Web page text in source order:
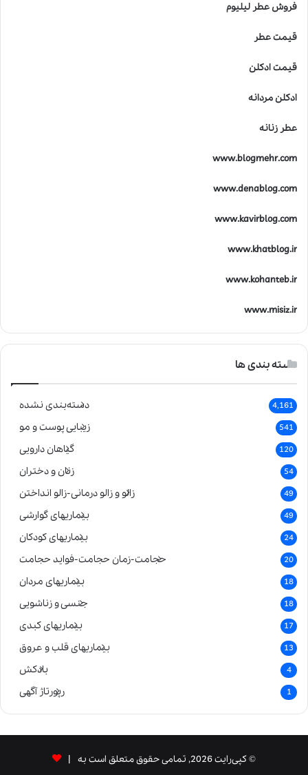
فروش عطر لیلیوم
قیمت عطر
قیمت ادکلن
ادکلن مردانه
عطر زنانه
www.blogmehr.com
www.denablog.com
www.kavirblog.com
www.khatblog.ir
www.kohanteb.ir
www.misiz.ir
دسته بندی ها
دسته‌بندی نشده 4,161
زیبایی پوست و مو 541
گیاهان دارویی 120
زنان و دختران 54
زالو و زالو درمانی-زالو انداختن 49
بیماریهای گوارشی 49
بیماریهای کودکان 24
حجامت-زمان حجامت-فواید حجامت 20
بیماریهای مردان 18
جنسی و زناشویی 18
بیماریهای کبدی 17
بیماریهای قلب و عروق 13
بادکش 4
رپورتاژ آگهی 1
© کپی‌رایت 2026, تمامی حقوق متعلق است به |